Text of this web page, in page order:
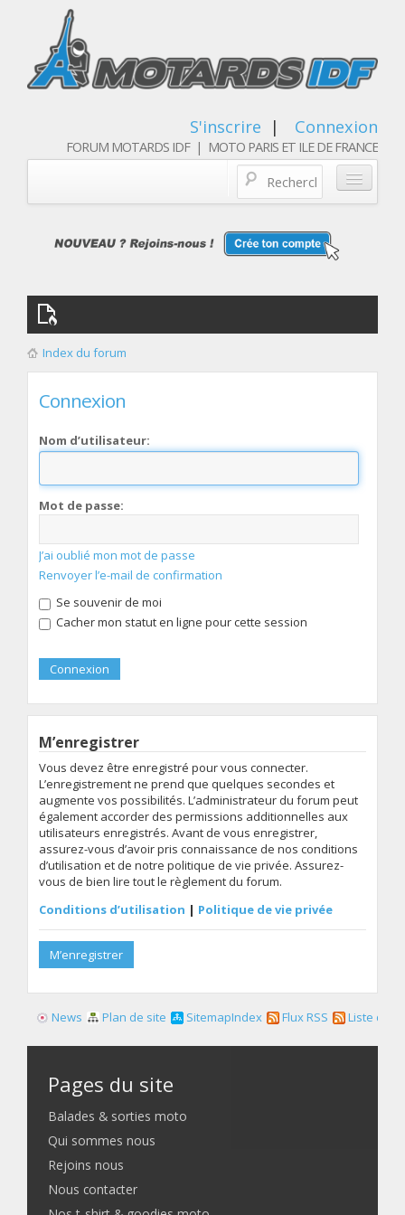
S'inscrire | Connexion
FORUM MOTARDS IDF | MOTO PARIS ET ILE DE FRANCE
Qui sommes nous
Les membres
Index du forum
Connexion
Nom d’utilisateur:
Mot de passe:
J’ai oublié mon mot de passe
Renvoyer l’e-mail de confirmation
Se souvenir de moi
Cacher mon statut en ligne pour cette session
M’enregistrer
Vous devez être enregistré pour vous connecter.
L’enregistrement ne prend que quelques secondes et
augmente vos possibilités. L’administrateur du forum peut
également accorder des permissions additionnelles aux
utilisateurs enregistrés. Avant de vous enregistrer,
assurez-vous d’avoir pris connaissance de nos conditions
d’utilisation et de notre politique de vie privée. Assurez-
vous de bien lire tout le règlement du forum.
Conditions d’utilisation | Politique de vie privée
M’enregistrer
News Plan de site SitemapIndex Flux RSS Liste des
Pages du site
Balades & sorties moto
Qui sommes nous
Rejoins nous
Nous contacter